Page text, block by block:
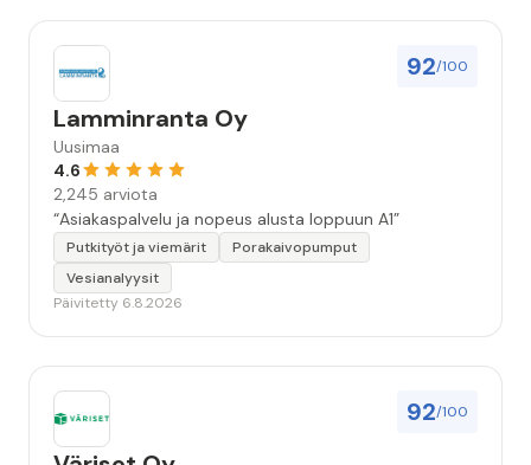
92/100
Lamminranta Oy
Uusimaa
4.6
2,245 arviota
“Asiakaspalvelu ja nopeus alusta loppuun A1”
Putkityöt ja viemärit
Porakaivopumput
Vesianalyysit
Päivitetty 6.8.2026
92/100